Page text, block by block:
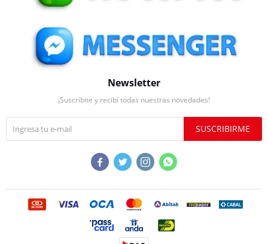
Newsletter
¡Suscribite y recibí todas nuestras novedades!
SUSCRIBIRME
   